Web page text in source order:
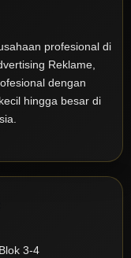
profesional di
Reklame,
dengan
hingga besar di
3-4